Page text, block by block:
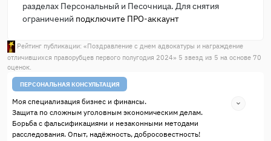
разделах Персональный и Песочница. Для снятия
ограничений подключите ПРО-аккаунт
Рейтинг публикации: «Поздравление с днем адвокатуры и награждение
отличившихся праворубцев первого полугодия 2024» 5 звезд из 5 на основе 70
оценок.
ПЕРСОНАЛЬНАЯ КОНСУЛЬТАЦИЯ
Моя специализация бизнес и финансы.
Защита по сложным уголовным экономическим делам.
Борьба с фальсификациями и незаконными методами
расследования. Опыт, надёжность, добросовестность!